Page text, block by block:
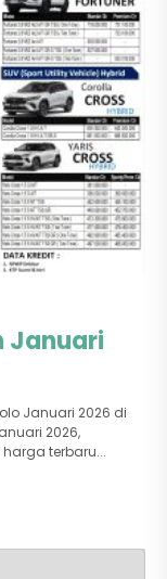
Januari
Januari 2026 di
2026,
terbaru...